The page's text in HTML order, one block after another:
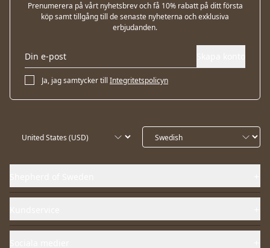
Prenumerera på vårt nyhetsbrev och få 10% rabatt på ditt första
köp samt tillgång till de senaste nyheterna och exklusiva
erbjudanden.
Ja, jag samtycker till Integritetspolicyn